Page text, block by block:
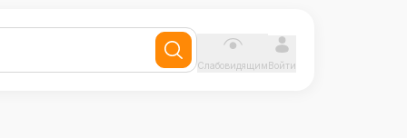
СлабовидящимВойти